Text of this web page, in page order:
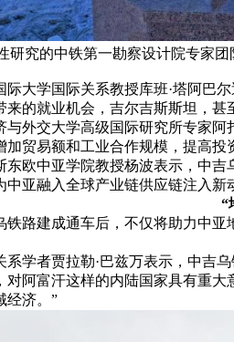
研究的中铁第一勘察设计院专家
学国际关系教授库班·塔阿巴尔
来的就业机会，吉尔吉斯斯坦，
交大学高级国际研究所专家阿
加贸易额和工业合作规模，提高投
中亚学院教授杨波表示，中吉
中亚融入全球产业链供应链注入
“
建成通车后，不仅将助力中亚
者贾拉勒·巴兹万表示，中吉乌
对阿富汗这样的内陆国家具有重
经济。”